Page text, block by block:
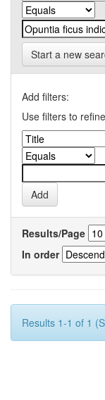
Start a new
Add filters:
Use filters to
Results/Page
In order
Results 1-1 of 1